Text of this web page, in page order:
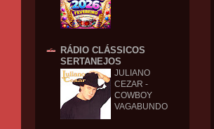
RÁDIO CLÁSSICOS
SERTANEJOS
JULIANO
CEZAR -
COWBOY
VAGABUNDO